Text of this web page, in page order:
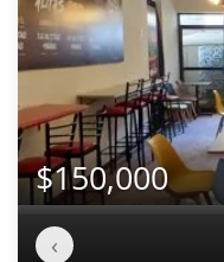
$150,000
‹